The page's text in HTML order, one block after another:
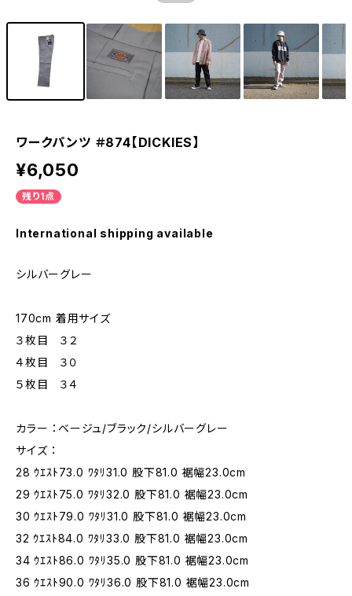
ワークパンツ ＃874【DICKIES】
¥6,050
残り1点
International shipping available
シルバーグレー
170cm 着用サイズ
３枚目 ３２
４枚目 ３０
５枚目 ３４
カラー ：ベージュ/ブラック/シルバーグレー
サイズ ：
28 ｳｴｽﾄ73.0 ﾜﾀﾘ31.0 股下81.0 裾幅23.0cm
29 ｳｴｽﾄ75.0 ﾜﾀﾘ32.0 股下81.0 裾幅23.0cm
30 ｳｴｽﾄ79.0 ﾜﾀﾘ31.0 股下81.0 裾幅23.0cm
32 ｳｴｽﾄ84.0 ﾜﾀﾘ33.0 股下81.0 裾幅23.0cm
34 ｳｴｽﾄ86.0 ﾜﾀﾘ35.0 股下81.0 裾幅23.0cm
36 ｳｴｽﾄ90.0 ﾜﾀﾘ36.0 股下81.0 裾幅23.0cm